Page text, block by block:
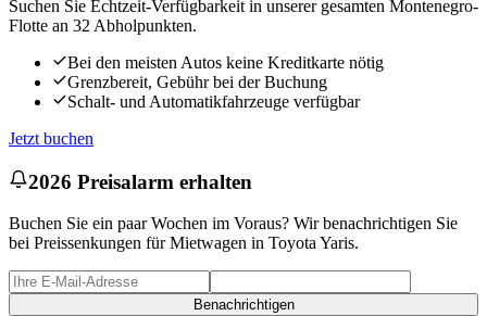
Suchen Sie Echtzeit-Verfügbarkeit in unserer gesamten Montenegro-
Flotte an 32 Abholpunkten.
Bei den meisten Autos keine Kreditkarte nötig
Grenzbereit, Gebühr bei der Buchung
Schalt- und Automatikfahrzeuge verfügbar
Jetzt buchen
2026 Preisalarm erhalten
Buchen Sie ein paar Wochen im Voraus? Wir benachrichtigen Sie
bei Preissenkungen für Mietwagen in Toyota Yaris.
Benachrichtigen